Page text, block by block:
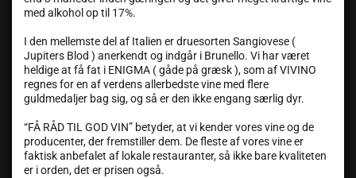
med alkohol op til 17%.
I den mellemste del af Italien er druesorten Sangiovese (
Jupiters Blod ) anerkendt og indgår i Brunello. Vi har været
heldige at få fat i ENIGMA ( gåde på græsk ), som af VIVINO
regnes for en af verdens allerbedste vine med flere
guldmedaljer bag sig, og så er den ikke engang særlig dyr.
“FÅ RÅD TIL GOD VIN” betyder, at vi kender vores vine og de
producenter, der fremstiller dem. De fleste af vores vine er
faktisk anbefalet af lokale restauranter, så ikke bare kvaliteten
er i orden, det er prisen også.